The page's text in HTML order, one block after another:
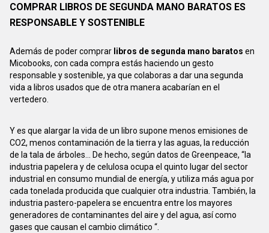
COMPRAR LIBROS DE SEGUNDA MANO BARATOS ES
RESPONSABLE Y SOSTENIBLE
Además de poder comprar libros de segunda mano baratos en
Micobooks, con cada compra estás haciendo un gesto
responsable y sostenible, ya que colaboras a dar una segunda
vida a libros usados que de otra manera acabarían en el
vertedero.
Y es que alargar la vida de un libro supone menos emisiones de
CO2, menos contaminación de la tierra y las aguas, la reducción
de la tala de árboles... De hecho, según datos de Greenpeace, “la
industria papelera y de celulosa ocupa el quinto lugar del sector
industrial en consumo mundial de energía, y utiliza más agua por
cada tonelada producida que cualquier otra industria. También, la
industria pastero-papelera se encuentra entre los mayores
generadores de contaminantes del aire y del agua, así como
gases que causan el cambio climático “.